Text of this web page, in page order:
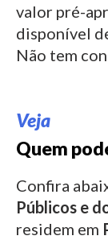
valor pré-
disponível
Não tem
Veja
Quem
Confira
Públicos e
residem em